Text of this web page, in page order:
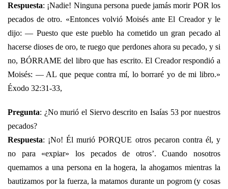
Respuesta: ¡Nadie! Ninguna persona puede jamás morir POR los
pecados de otro. «Entonces volvió Moisés ante El Creador y le
dijo: — Puesto que este pueblo ha cometido un gran pecado al
hacerse dioses de oro, te ruego que perdones ahora su pecado, y si
no, BÓRRAME del libro que has escrito. El Creador respondió a
Moisés: — AL que peque contra mí, lo borraré yo de mi libro.»
Éxodo 32:31-33,
Pregunta: ¿No murió el Siervo descrito en Isaías 53 por nuestros
pecados?
Respuesta: ¡No! Él murió PORQUE otros pecaron contra él, y
no para «expiar» los pecados de otros’. Cuando nosotros
quemamos a una persona en la hogera, la ahogamos mientras la
bautizamos por la fuerza, la matamos durante un pogrom (y cosas